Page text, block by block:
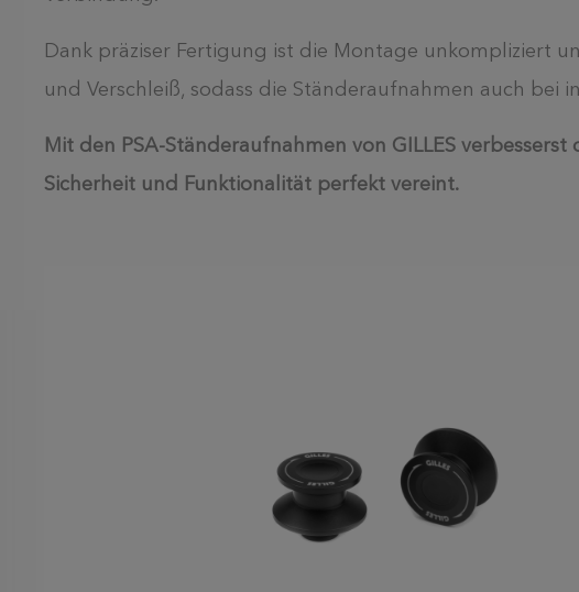
Dank präziser Fertigung ist die Montage unkompliziert
und Verschleiß, sodass die Ständeraufnahmen auch bei
Mit den PSA-Ständeraufnahmen von GILLES
Sicherheit und Funktionalität perfekt vereint.